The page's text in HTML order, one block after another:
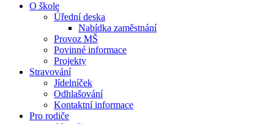
O škole
Úřední deska
Nabídka zaměstnání
Provoz MŠ
Povinné informace
Projekty
Stravování
Jídelníček
Odhlašování
Kontaktní informace
Pro rodiče